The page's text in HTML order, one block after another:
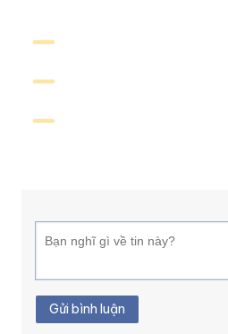
Gửi bình luận